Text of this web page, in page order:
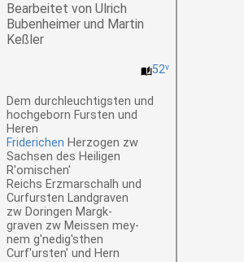
Bearbeitet von Ulrich
Bubenheimer und Martin
Keßler
52v
Dem durchleuchtigsten und
hochgeborn Fursten und
Heren
Friderichen Herzogen zw
Sachsen des Heiligen
R'omischen'
Reichs Erzmarschalh und
Curfursten Landgraven
zw Doringen Margk-
graven zw Meissen mey-
nem g'nedig'sthen
Curf'ursten' und Hern